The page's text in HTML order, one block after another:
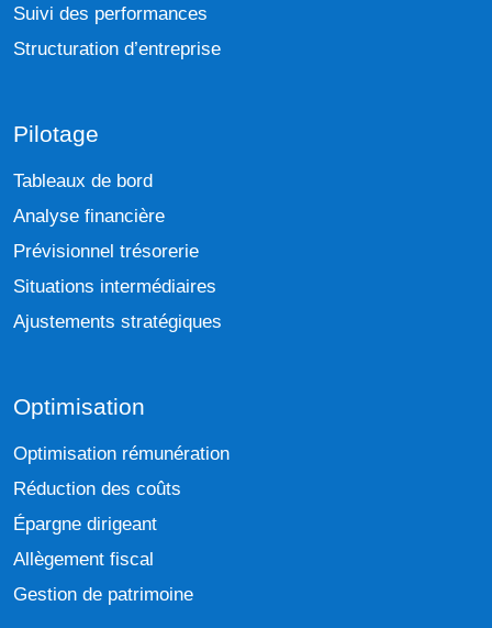
Suivi des performances
Structuration d’entreprise
Pilotage
Tableaux de bord
Analyse financière
Prévisionnel trésorerie
Situations intermédiaires
Ajustements stratégiques
Optimisation
Optimisation rémunération
Réduction des coûts
Épargne dirigeant
Allègement fiscal
Gestion de patrimoine